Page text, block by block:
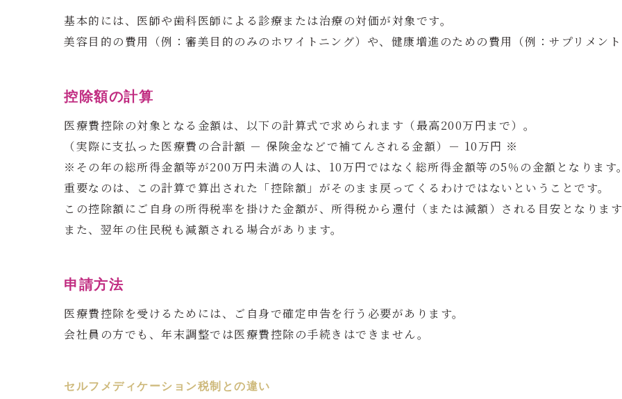
基本的には、医師や歯科医師による診療または治療の対価が対象です。
美容目的の費用（例：審美目的のみのホワイトニング）や、健康増進のための費用（例：サプリメン
控除額の計算
医療費控除の対象となる金額は、以下の計算式で求められます（最高200万円まで）。
（実際に支払った医療費の合計額 － 保険金などで補てんされる金額）－ 10万円 ※
※その年の総所得金額等が200万円未満の人は、10万円ではなく総所得金額等の5％の金額となります
重要なのは、この計算で算出された「控除額」がそのまま戻ってくるわけではないということです。
この控除額にご自身の所得税率を掛けた金額が、所得税から還付（または減額）される目安となりま
また、翌年の住民税も減額される場合があります。
申請方法
医療費控除を受けるためには、ご自身で確定申告を行う必要があります。
会社員の方でも、年末調整では医療費控除の手続きはできません。
セルフメディケーション税制との違い